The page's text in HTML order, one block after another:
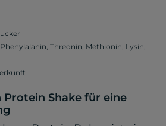
Threonin, Methionin, Lysin,
Protein Shake für eine